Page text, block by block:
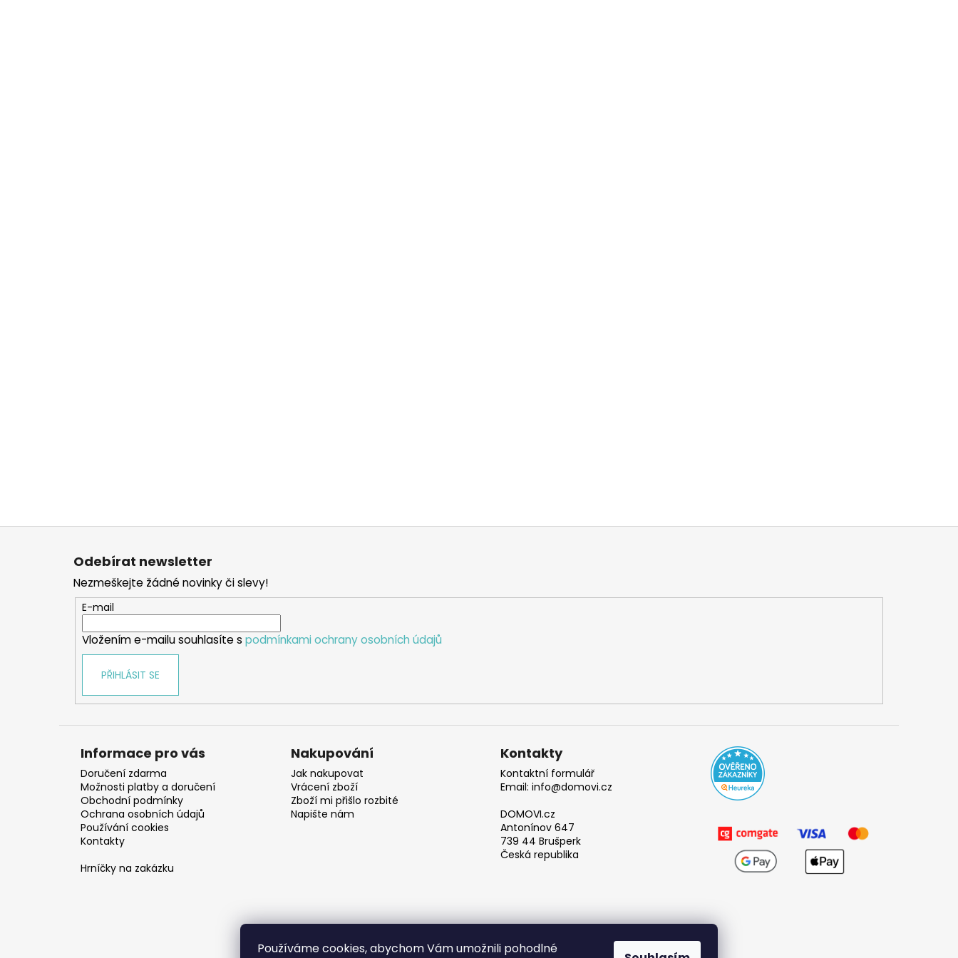
Používáme cookies, abychom Vám umožnili pohodlné
Z
Odebírat newsletter
Nezmeškejte žádné novinky či slevy!
E-mail
Vložením e-mailu souhlasíte s podmínkami ochrany osobních údajů
PŘIHLÁSIT SE
Informace pro vás
Doručení zdarma
Možnosti platby a doručení
Obchodní podmínky
Ochrana osobních údajů
Používání cookies
Kontakty
Hrníčky na zakázku
Nakupování
Jak nakupovat
Vrácení zboží
Zboží mi přišlo rozbité
Napište nám
Kontakty
Kontaktní formulář
Email: info@domovi.cz
DOMOVI.cz
Antonínov 647
739 44 Brušperk
Česká republika